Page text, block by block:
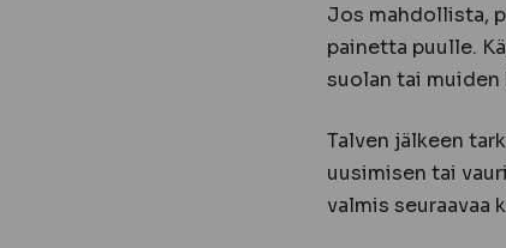
Jos mahdollista,
painetta puulle.
suolan tai
Talven jälkeen
uusimisen tai
valmis seuraavaa